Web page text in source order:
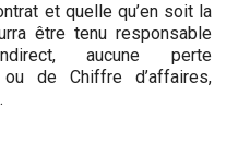
et quelle qu’en soit la
être tenu responsable
aucune perte
de Chiffre d’affaires,